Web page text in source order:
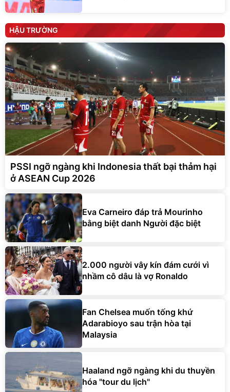
HẬU TRƯỜNG
PSSI ngỡ ngàng khi Indonesia thất bại thảm hại
ở ASEAN Cup 2026
Eva Carneiro đáp trả Mourinho
bằng biệt danh Người đặc biệt
2.000 người vây kín đám cưới vì
nhầm cô dâu là vợ Ronaldo
Fan Chelsea muốn tống khứ
Adarabioyo sau trận hòa tại
Malaysia
Haaland ngỡ ngàng khi du thuyền
hóa "tour du lịch"